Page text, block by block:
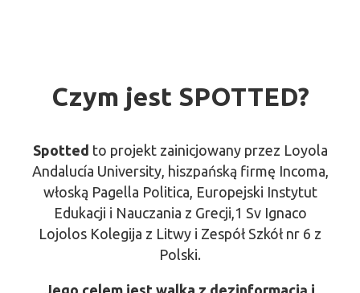
Czym jest SPOTTED?
Spotted to projekt zainicjowany przez Loyola
Andalucía University, hiszpańską firmę Incoma,
włoską Pagella Politica, Europejski Instytut
Edukacji i Nauczania z Grecji,1 Sv Ignaco
Lojolos Kolegija z Litwy i Zespół Szkół nr 6 z
Polski.
Jego celem jest walka z dezinformacją i